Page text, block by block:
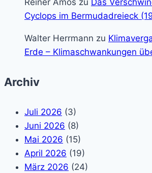
Cyclops im Bermudadreieck
Walter Herrmann zu
Erde – Klimaschwankungen
Archiv
Juli 2026 (3)
Juni 2026 (8)
Mai 2026 (15)
April 2026 (19)
März 2026 (24)